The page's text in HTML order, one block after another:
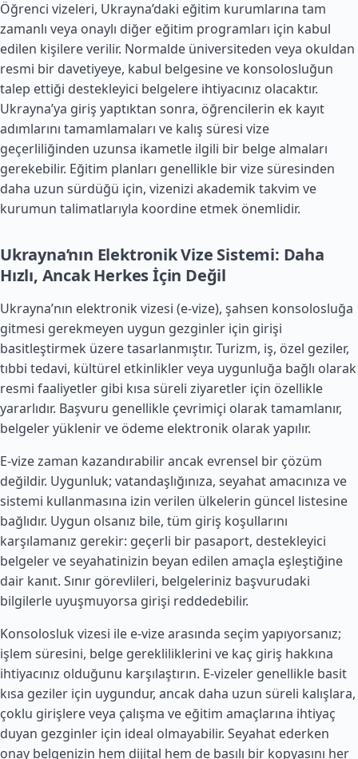
Öğrenci vizeleri, Ukrayna’daki eğitim kurumlarına tam
zamanlı veya onaylı diğer eğitim programları için kabul
edilen kişilere verilir. Normalde üniversiteden veya okuldan
resmi bir davetiyeye, kabul belgesine ve konsolosluğun
talep ettiği destekleyici belgelere ihtiyacınız olacaktır.
Ukrayna’ya giriş yaptıktan sonra, öğrencilerin ek kayıt
adımlarını tamamlamaları ve kalış süresi vize
geçerliliğinden uzunsa ikametle ilgili bir belge almaları
gerekebilir. Eğitim planları genellikle bir vize süresinden
daha uzun sürdüğü için, vizenizi akademik takvim ve
kurumun talimatlarıyla koordine etmek önemlidir.
Ukrayna’nın Elektronik Vize Sistemi: Daha
Hızlı, Ancak Herkes İçin Değil
Ukrayna’nın elektronik vizesi (e-vize), şahsen konsolosluğa
gitmesi gerekmeyen uygun gezginler için girişi
basitleştirmek üzere tasarlanmıştır. Turizm, iş, özel geziler,
tıbbi tedavi, kültürel etkinlikler veya uygunluğa bağlı olarak
resmi faaliyetler gibi kısa süreli ziyaretler için özellikle
yararlıdır. Başvuru genellikle çevrimiçi olarak tamamlanır,
belgeler yüklenir ve ödeme elektronik olarak yapılır.
E-vize zaman kazandırabilir ancak evrensel bir çözüm
değildir. Uygunluk; vatandaşlığınıza, seyahat amacınıza ve
sistemi kullanmasına izin verilen ülkelerin güncel listesine
bağlıdır. Uygun olsanız bile, tüm giriş koşullarını
karşılamanız gerekir: geçerli bir pasaport, destekleyici
belgeler ve seyahatinizin beyan edilen amaçla eşleştiğine
dair kanıt. Sınır görevlileri, belgeleriniz başvurudaki
bilgilerle uyuşmuyorsa girişi reddedebilir.
Konsolosluk vizesi ile e-vize arasında seçim yapıyorsanız;
işlem süresini, belge gerekliliklerini ve kaç giriş hakkına
ihtiyacınız olduğunu karşılaştırın. E-vizeler genellikle basit
kısa geziler için uygundur, ancak daha uzun süreli kalışlara,
çoklu girişlere veya çalışma ve eğitim amaçlarına ihtiyaç
duyan gezginler için ideal olmayabilir. Seyahat ederken
onay belgenizin hem dijital hem de basılı bir kopyasını her